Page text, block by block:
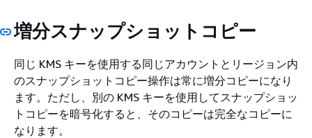
増分スナップショットコピー
同じ KMS キーを使用する同じアカウントとリージョン内
のスナップショットコピー操作は常に増分コピーになり
ます。ただし、別の KMS キーを使用してスナップショッ
トコピーを暗号化すると、そのコピーは完全なコピーに
なります。